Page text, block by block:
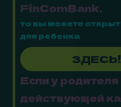
FinComBank,
то вы можете
для ребенка
ЗДЕСЬ!
Если у родителя
действующей